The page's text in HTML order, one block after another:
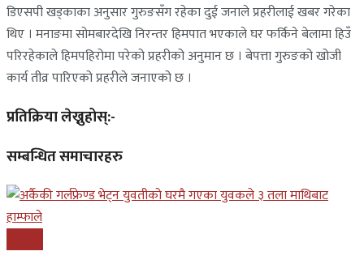
डिएसपी खड्काका अनुसार गुरुङसँग रहेका दुई जनाले प्रहरीलाई खबर गरेका
थिए । मनाङमा सोमबारदेखि निरन्तर हिमपात भएकाले घर फर्किने बेलामा हिउँ
परिरहेकाले हिमपहिरोमा परेको प्रहरीको अनुमान छ । बेपत्ता गुरुङको खोजी
कार्य तीव्र पारिएको प्रहरीले जनाएको छ ।
प्रतिक्रिया लेख्नुहोस्:-
सम्बन्धित समाचारहरु